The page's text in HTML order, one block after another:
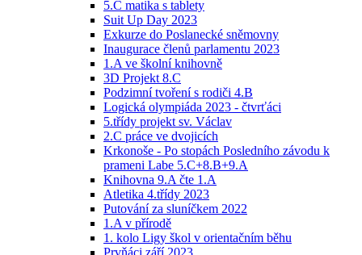
5.C matika s tablety
Suit Up Day 2023
Exkurze do Poslanecké sněmovny
Inaugurace členů parlamentu 2023
1.A ve školní knihovně
3D Projekt 8.C
Podzimní tvoření s rodiči 4.B
Logická olympiáda 2023 - čtvrťáci
5.třídy projekt sv. Václav
2.C práce ve dvojicích
Krkonoše - Po stopách Posledního závodu k
prameni Labe 5.C+8.B+9.A
Knihovna 9.A čte 1.A
Atletika 4.třídy 2023
Putování za sluníčkem 2022
1.A v přírodě
1. kolo Ligy škol v orientačním běhu